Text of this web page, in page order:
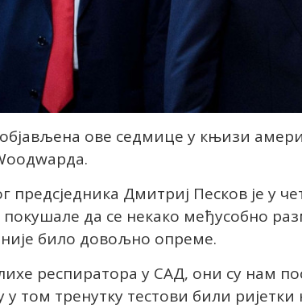
ове седмице у књизи
предсједника Дмитриј Песков је у
да се некако међусобно
било довољно опреме.
респиратора у САД, они су нам
у том тренутку тестови били